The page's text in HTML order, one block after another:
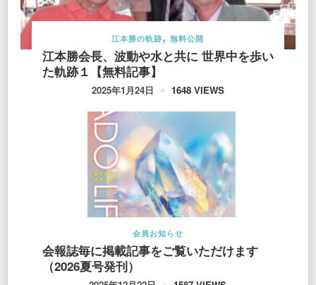
江本勝の軌跡 無料公開
江本勝会長、波動や水と共に 世界中を歩い
た軌跡１【無料記事】
2025年1月24日 1648 VIEWS
会員お知らせ
会報誌毎に掲載記事をご覧いただけます
（2026夏号発刊）